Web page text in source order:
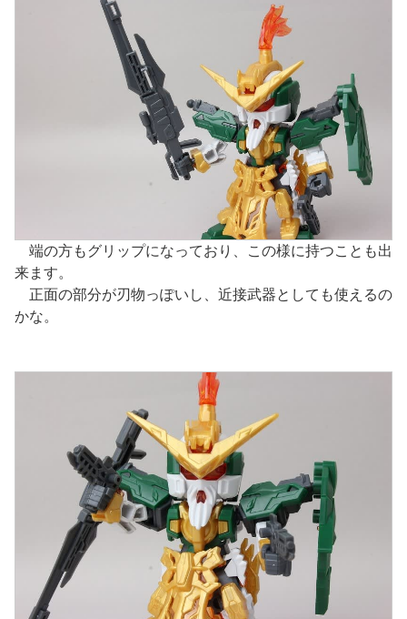
端の方もグリップになっており、この様に持つことも出
来ます。
正面の部分が刃物っぽいし、近接武器としても使えるの
かな。